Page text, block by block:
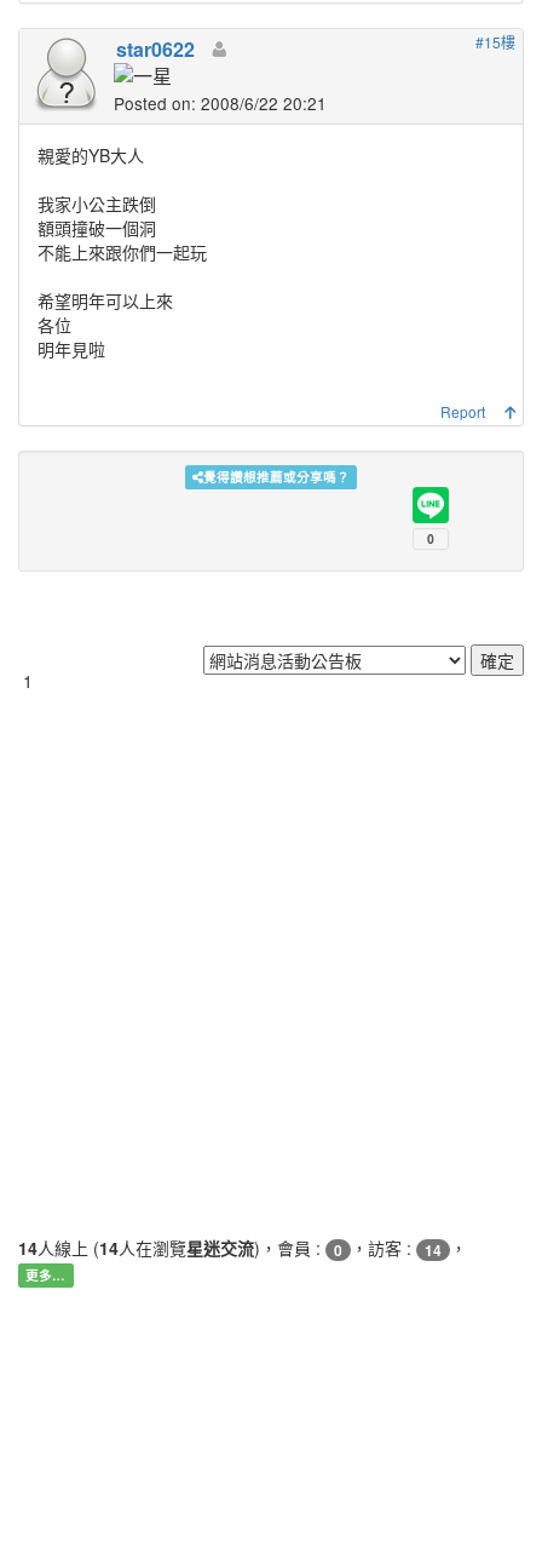
#15樓
star0622
Posted on: 2008/6/22 20:21
親愛的YB大人
我家小公主跌倒
額頭撞破一個洞
不能上來跟你們一起玩
希望明年可以上來
各位
明年見啦
Report
覺得讚想推薦或分享嗎？
1
14人線上 (14人在瀏覽星迷交流)，會員 : 0 ，訪客 : 14 ，
更多…